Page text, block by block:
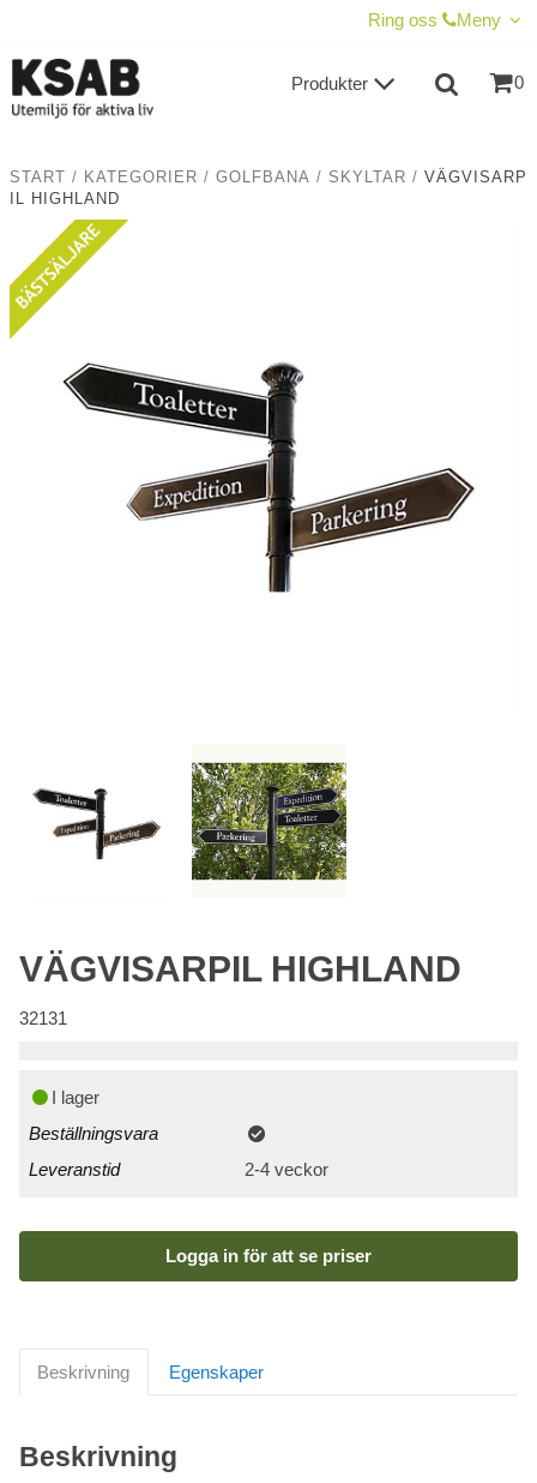
Ring oss Meny
0
Produkter
START / KATEGORIER / GOLFBANA / SKYLTAR / VÄGVISARP
IL HIGHLAND
VÄGVISARPIL HIGHLAND
32131
I lager
Beställningsvara
Leveranstid
2-4 veckor
Logga in för att se priser
Beskrivning Egenskaper
Beskrivning
TILL KASSAN